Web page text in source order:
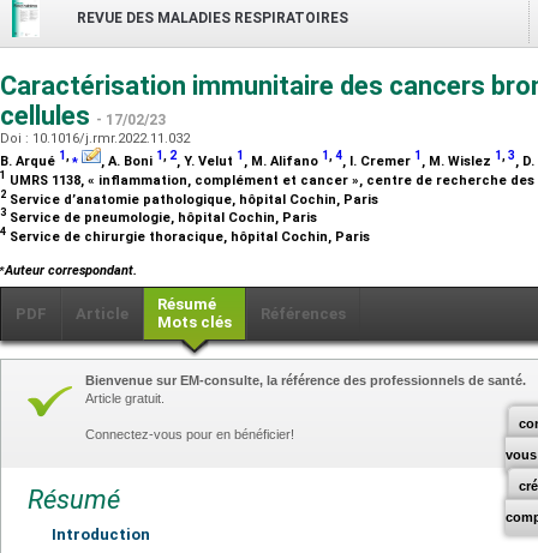
REVUE DES MALADIES RESPIRATOIRES
Caractérisation immunitaire des cancers
cellules - 17/02/23
Doi : 10.1016/j.rmr.2022.11.032
B. Arqué 1,⁎ , A. Boni 1, 2, Y. Velut 1 , M. Alifano 1,4, I. Cremer 1 , M. Wislez 1,3,
1 UMRS 1138, « inflammation, complément et cancer », centre de recherche
2 Service d’anatomie pathologique, hôpital Cochin, Paris
3 Service de pneumologie, hôpital Cochin, Paris
4 Service de chirurgie thoracique, hôpital Cochin, Paris
⁎Auteur correspondant.
PDF Article
Résumé
Mots clés
Références
vous
Bienvenue sur EM-consulte, la référence des professionnels de santé.
Article gratuit.
Connectez-vous pour en bénéficier!
Résumé
Introduction